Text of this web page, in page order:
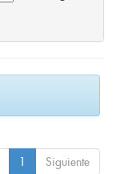
1 Siguiente